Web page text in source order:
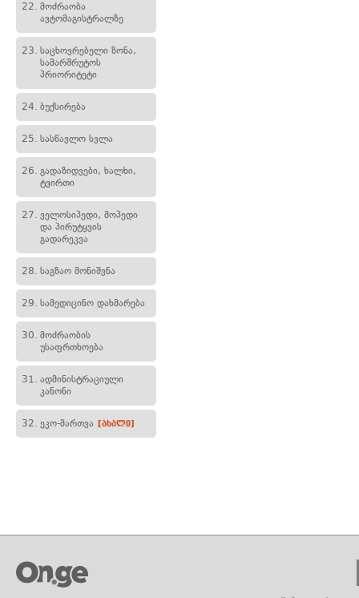
22. მოძრაობა
ავტომაგისტრალზე
23. საცხოვრებელი ზონა,
სამარშრუტოს
პრიორიტეტი
24. ბუქსირება
25. სასწავლო სვლა
26. გადაზიდვები, ხალხი,
ტვირთი
27. ველოსიპედი, მოპედი
და პირუტყვის
გადარეკვა
28. საგზაო მონიშვნა
29. სამედიცინო დახმარება
30. მოძრაობის
უსაფრთხოება
31. ადმინისტრაციული
კანონი
32. ეკო-მართვა [ახალი]